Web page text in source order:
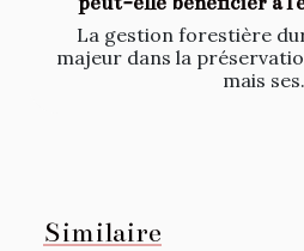
La gestion forestière
majeur dans la
mais
Similaire